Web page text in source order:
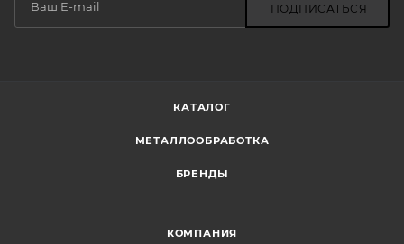
ПОДПИСАТЬСЯ
КАТАЛОГ
МЕТАЛЛООБРАБОТКА
БРЕНДЫ
КОМПАНИЯ